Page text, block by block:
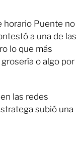
horario Puente no
a una de las
lo que más
o algo por
las redes
subió una